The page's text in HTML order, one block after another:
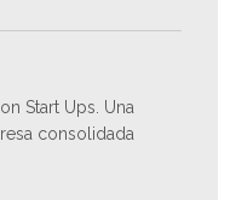
Start Ups. Una
consolidada